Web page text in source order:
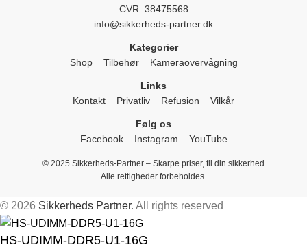
CVR: 38475568
info@sikkerheds-partner.dk
Kategorier
Shop
Tilbehør Kameraovervågning
Links
Kontakt
Privatliv Refusion Vilkår
Følg os
Facebook
Instagram YouTube
© 2025 Sikkerheds-Partner – Skarpe priser, til din sikkerhed
Alle rettigheder forbeholdes.
© 2026 Sikkerheds Partner. All rights reserved
HS-UDIMM-DDR5-U1-16G